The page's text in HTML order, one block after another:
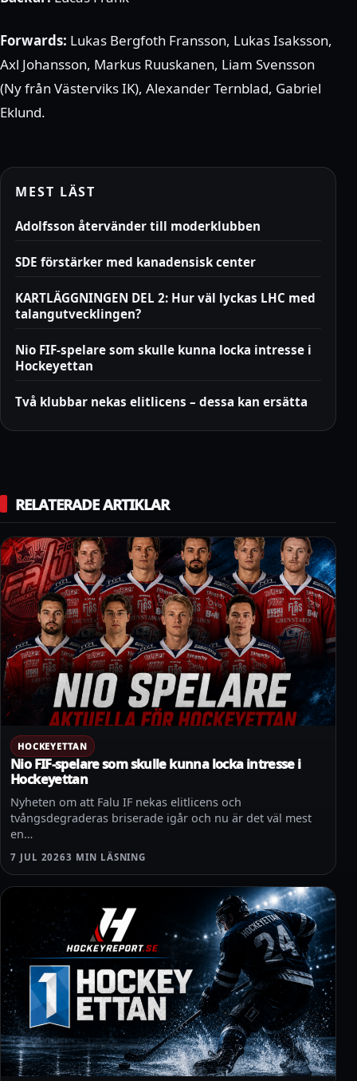
Forwards: Lukas Bergfoth Fransson, Lukas Isaksson,
Axl Johansson, Markus Ruuskanen, Liam Svensson
(Ny från Västerviks IK), Alexander Ternblad, Gabriel
Eklund.
MEST LÄST
Adolfsson återvänder till moderklubben
SDE förstärker med kanadensisk center
KARTLÄGGNINGEN DEL 2: Hur väl lyckas LHC med
talangutvecklingen?
Nio FIF-spelare som skulle kunna locka intresse i
Hockeyettan
Två klubbar nekas elitlicens – dessa kan ersätta
RELATERADE ARTIKLAR
HOCKEYETTAN
Nio FIF-spelare som skulle kunna locka intresse i
Hockeyettan
Nyheten om att Falu IF nekas elitlicens och
tvångsdegraderas briserade igår och nu är det väl mest
en…
7 JUL 20263 MIN LÄSNING